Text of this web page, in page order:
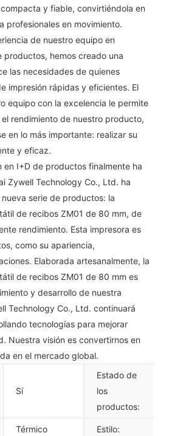
y fiable, convirtiéndola en
profesionales en movimiento.
de nuestro equipo en
productos, hemos creado una
las necesidades de quienes
impresión rápidas y eficientes. El
equipo con la excelencia le permite
rendimiento de nuestro producto,
en lo más importante: realizar su
y eficaz.
en I+D de productos finalmente ha
Zywell Technology Co., Ltd. ha
serie de productos: la
de recibos ZM01 de 80 mm, de
rendimiento. Esta impresora es
como su apariencia,
Elaborada artesanalmente, la
de recibos ZM01 de 80 mm es
y desarrollo de nuestra
Technology Co., Ltd. continuará
tecnologías para mejorar
Nuestra visión es convertirnos en
en el mercado global.
Sí
Estado de
los
productos:
Térmico Estilo: